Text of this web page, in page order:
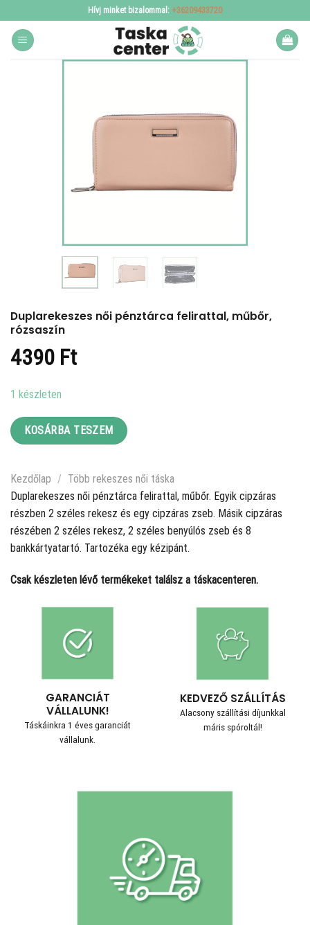
to
content
Hívj minket bizalommal: +36209433720
Duplarekeszes női pénztárca felirattal, műbőr,
rózsaszín
4390 Ft
1 készleten
KOSÁRBA TESZEM
Kezdőlap / Több rekeszes női táska
Duplarekeszes női pénztárca felirattal, műbőr. Egyik cipzáras
részben 2 széles rekesz és egy cipzáras zseb. Másik cipzáras
részében 2 széles rekesz, 2 széles benyúlós zseb és 8
bankkártyatartó. Tartozéka egy kézipánt.
Csak készleten lévő termékeket találsz a táskacenteren.
GARANCIÁT
VÁLLALUNK!
Táskáinkra 1 éves garanciát
vállalunk.
KEDVEZŐ SZÁLLÍTÁS
Alacsony szállítási díjunkkal
máris spóroltál!